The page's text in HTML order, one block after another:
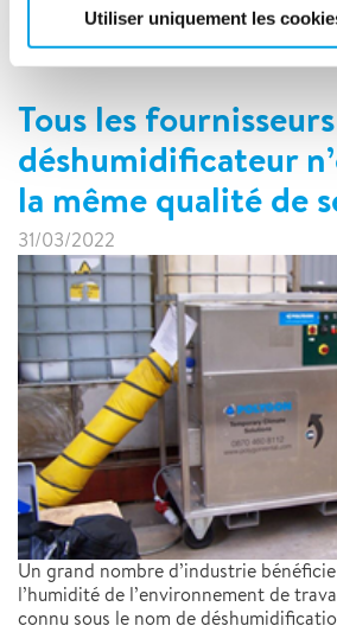
Utiliser uniquement les
LIRE LA SUITE
Tous les
déshumidificateur
la même qualité de
31/03/2022
Un grand nombre d’industrie
l’humidité de l’environnement de
connu sous le nom de